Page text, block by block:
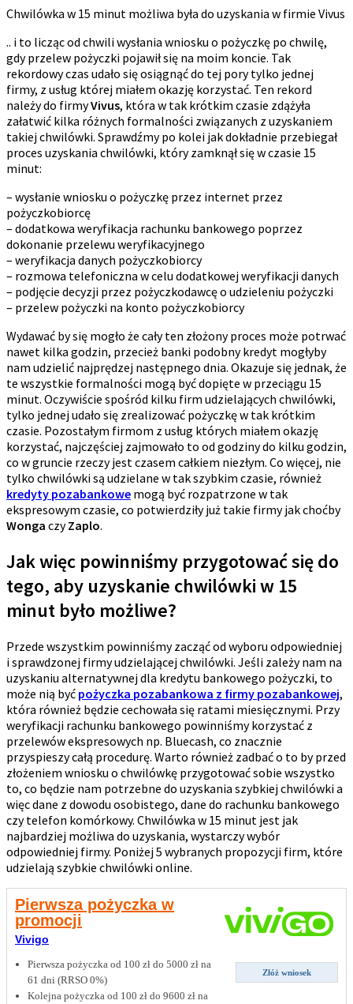
Chwilówka w 15 minut możliwa była do uzyskania w firmie Vivus
.. i to licząc od chwili wysłania wniosku o pożyczkę po chwilę,
gdy przelew pożyczki pojawił się na moim koncie. Tak
rekordowy czas udało się osiągnąć do tej pory tylko jednej
firmy, z usług której miałem okazję korzystać. Ten rekord
należy do firmyVivus, która w tak krótkim czasie zdążyła
załatwić kilka różnych formalności związanych z uzyskaniem
takiej chwilówki. Sprawdźmy po kolei jak dokładnie przebiegał
proces uzyskania chwilówki, który zamknął się w czasie 15
minut:
– wysłanie wniosku o pożyczkę przez internet przez
pożyczkobiorcę
– dodatkowa weryfikacja rachunku bankowego poprzez
dokonanie przelewu weryfikacyjnego
– weryfikacja danych pożyczkobiorcy
– rozmowa telefoniczna w celu dodatkowej weryfikacji danych
– podjęcie decyzji przez pożyczkodawcę o udzieleniu pożyczki
– przelew pożyczki na konto pożyczkobiorcy
Wydawać by się mogło że cały ten złożony proces może potrwać
nawet kilka godzin, przecież banki podobny kredyt mogłyby
nam udzielić najprędzej następnego dnia. Okazuje się jednak, że
te wszystkie formalności mogą być dopięte w przeciągu 15
minut. Oczywiście spośród kilku firm udzielających chwilówki,
tylko jednej udało się zrealizować pożyczkę w tak krótkim
czasie. Pozostałym firmom z usług których miałem okazję
korzystać, najczęściej zajmowało to od godziny do kilku godzin,
co w gruncie rzeczy jest czasem całkiem niezłym. Co więcej, nie
tylko chwilówki są udzielane w tak szybkim czasie, również
kredyty pozabankowe mogą być rozpatrzone w tak
ekspresowym czasie, co potwierdziły już takie firmy jak choćby
Wonga czyZaplo.
Jak więc powinniśmy przygotować się do
tego, aby uzyskanie chwilówki w 15
minut było możliwe?
Przede wszystkim powinniśmy zacząć od wyboru odpowiedniej
i sprawdzonej firmy udzielającej chwilówki. Jeśli zależy nam na
uzyskaniu alternatywnej dla kredytu bankowego pożyczki, to
może nią być pożyczka pozabankowa z firmy pozabankowej,
która również będzie cechowała się ratami miesięcznymi. Przy
weryfikacji rachunku bankowego powinniśmy korzystać z
przelewów ekspresowych np. Bluecash, co znacznie
przyspieszy całą procedurę. Warto również zadbać o to by przed
złożeniem wniosku o chwilówkę przygotować sobie wszystko
to, co będzie nam potrzebne do uzyskania szybkiej chwilówki a
więc dane z dowodu osobistego, dane do rachunku bankowego
czy telefon komórkowy. Chwilówka w 15 minut jest jak
najbardziej możliwa do uzyskania, wystarczy wybór
odpowiedniej firmy. Poniżej 5 wybranych propozycji firm, które
udzielają szybkie chwilówki online.
Pierwsza pożyczka w
promocji
Vivigo
Złóż wniosek
Pierwsza pożyczka od 100 zł do 5000 zł na
61 dni (RRSO 0%)
Kolejna pożyczka od 100 zł do 9600 zł na